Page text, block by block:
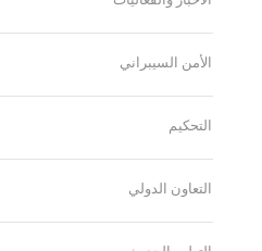
الأمن السيبراني
التحكيم
التعاون الدولي